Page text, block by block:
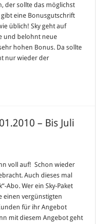
noch
HEUTE!
Bonus
von
40€
bei
Sky
Onlinebestellung!
der sollte das möglichst
eine Bonusgutschrift
üblich! Sky geht auf
und belohnt neue
hohen Bonus. Da sollte
nur wieder der
– Bis Juli
13.01.2010
–
Juli
voll auf! Schon wieder
Auch dieses mal
Abo. Wer ein Sky-Paket
einen vergünstigten
für ihr Angebot
mit diesem Angebot geht